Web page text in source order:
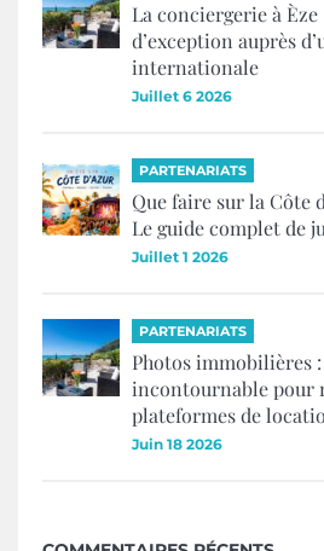
La conciergerie à
d’exception auprès
internationale
Juillet 6 2026
PARTENARIATS
Que faire sur la Côte
Le guide complet de
Juillet 1 2026
PARTENARIATS
Photos immobilières
incontournable pour
plateformes de
Juin 18 2026